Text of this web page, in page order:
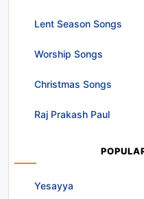
Lent Season Songs
Worship Songs
Christmas Songs
Raj Prakash Paul
Yesayya